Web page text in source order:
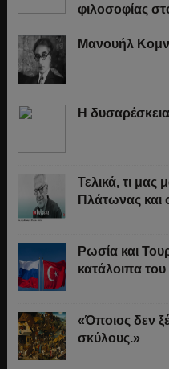
φιλοσοφίας
Μανουήλ
Η
Τελικά, τι μας
Πλάτωνας και
Ρωσία και
κατάλοιπα
«Όποιος δεν
σκύλους.»